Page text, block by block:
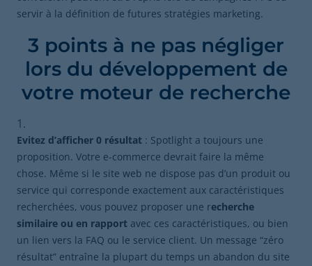
servir à la définition de futures stratégies marketing.
3 points à ne pas négliger
lors du développement de
votre moteur de recherche
Evitez d’afficher 0 résultat : Spotlight a toujours une
proposition. Votre e-commerce devrait faire la même
chose. Même si le site web ne dispose pas d’un produit ou
service qui corresponde exactement aux caractéristiques
recherchées, vous pouvez proposer une recherche
similaire ou en rapport avec ces caractéristiques, ou bien
un lien vers la FAQ ou le service client. Un message “zéro
résultat” entraîne la plupart du temps un abandon du site